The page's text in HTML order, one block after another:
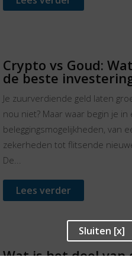
Crypto vs Goud:
de beste
Je zuurverdiende geld laten
nou niet? Maar waar begin je
beleggingsmogelijkheden, van
zekerheden tot flitsende
De...
Lees verder
Wat is het doel van
Assets (MiCA)
Sluiten [x]